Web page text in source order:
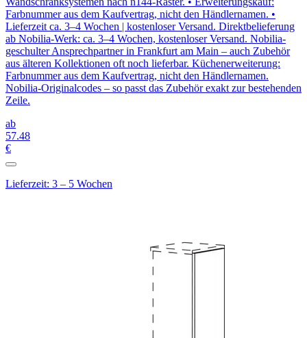
Farbnummer aus dem Kaufvertrag, nicht den Händlernamen. •
Lieferzeit ca. 3–4 Wochen | kostenloser Versand. Direktbelieferung
ab Nobilia-Werk: ca. 3–4 Wochen, kostenloser Versand. Nobilia-
geschulter Ansprechpartner in Frankfurt am Main – auch Zubehör
aus älteren Kollektionen oft noch lieferbar. Küchenerweiterung:
Farbnummer aus dem Kaufvertrag, nicht den Händlernamen.
Nobilia-Originalcodes – so passt das Zubehör exakt zur bestehenden
Zeile.
ab
57.48
€
Lieferzeit: 3 – 5 Wochen